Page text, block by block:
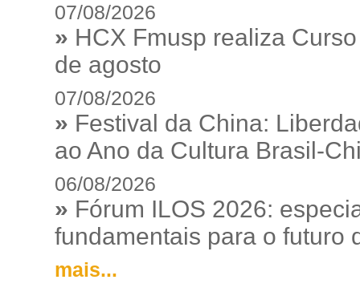
07/08/2026
» HCX Fmusp realiza
de agosto
07/08/2026
» Festival da China:
ao Ano da Cultura Brasil-
06/08/2026
» Fórum ILOS 2026:
fundamentais para o futuro
mais...